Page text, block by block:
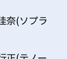
(ソプラ